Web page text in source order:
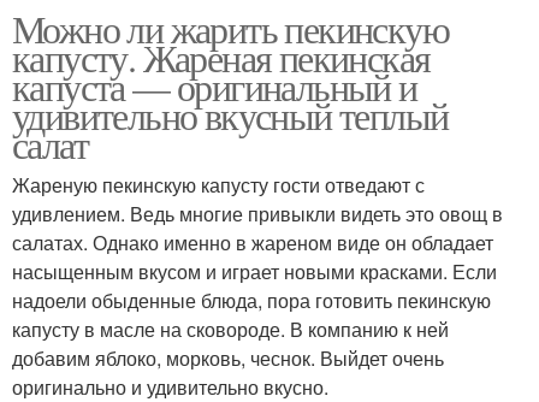
Можно ли жарить пекинскую
капусту. Жареная пекинская
капуста — оригинальный и
удивительно вкусный теплый
салат
Жареную пекинскую капусту гости отведают с
удивлением. Ведь многие привыкли видеть это овощ в
салатах. Однако именно в жареном виде он обладает
насыщенным вкусом и играет новыми красками. Если
надоели обыденные блюда, пора готовить пекинскую
капусту в масле на сковороде. В компанию к ней
добавим яблоко, морковь, чеснок. Выйдет очень
оригинально и удивительно вкусно.